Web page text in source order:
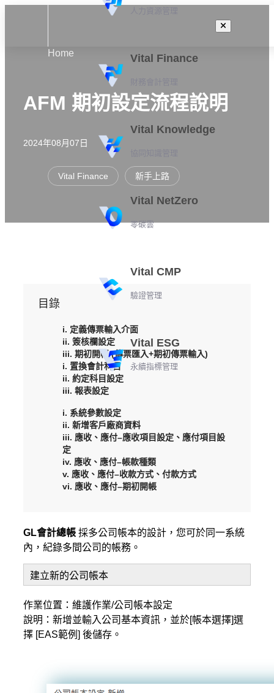
Vital Finance
Vital Knowledge
Vital NetZero
零碳雲
Vital CMP
驗證管理
Vital ESG
永續指標管理
Home
AFM 期初設定流程說明
2024年08月07日
Vital Finance 新手上路
目錄
i. 定義傳票輸入介面
ii. 簽核欄設定
iii. 期初開帳 (傳票匯入+期初傳票輸入)
i. 置換會計科目
ii. 約定科目設定
iii. 報表設定
i. 系統參數設定
ii. 新增客戶廠商資料
iii. 應收、應付–應收項目設定、應付項目設
定
iv. 應收、應付–帳款種類
v. 應收、應付–收款方式、付款方式
vi. 應收、應付–期初開帳
GL會計總帳 採多公司帳本的設計，您可於同一系統
內，紀錄多間公司的帳務。
建立新的公司帳本
作業位置：維護作業/公司帳本設定
說明：新增並輸入公司基本資訊，並於[帳本選擇]選
擇 [EAS範例] 後儲存。